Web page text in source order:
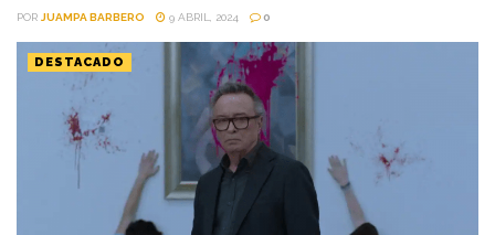
POR JUAMPA BARBERO 9 ABRIL, 2024 0
DESTACADO